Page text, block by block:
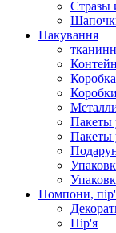
Стразы
Пакування
Пакеты
Пакеты
Помпони,
Пір'я